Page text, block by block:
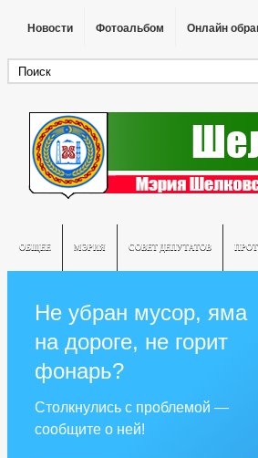
Новости Фотоальбом Онлайн
ОБЩЕЕ МЭРИЯ СОВЕТ ДЕПУТАТОВ
Не убран мусор, яма
на дороге, не горит
фонарь?
Столкнулись с проблемой —
сообщите о ней!